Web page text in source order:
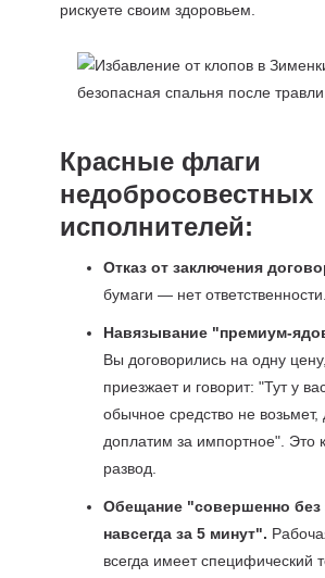
рискуете своим здоровьем.
Красные флаги
недобросовестных
исполнителей:
Отказ от заключения
бумаги — нет ответственности.
Навязывание "премиум-
Вы договорились на одну
приезжает и говорит: "Тут у
обычное средство не возьмет,
доплатим за импортное". Это
развод.
Обещание "совершенно без
навсегда за 5 минут".
всегда имеет специфический